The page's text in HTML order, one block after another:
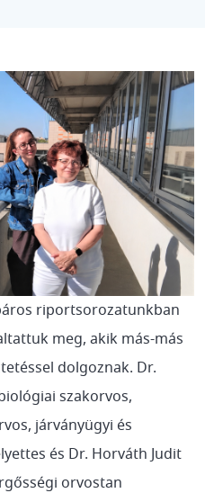
riportsorozatunkban
meg, akik más-más
dolgoznak. Dr.
szakorvos,
járványügyi és
és Dr. Horváth Judit
orvostan